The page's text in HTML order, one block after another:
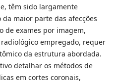
têm sido largamente
maior parte das afecções
de exames por imagem,
empregado, requer
da estrutura abordada.
detalhar os métodos de
em cortes coronais,